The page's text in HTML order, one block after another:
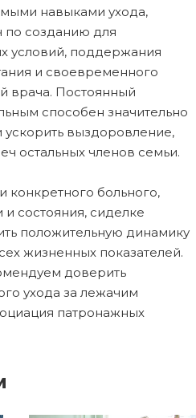
навыками ухода,
по созданию для
условий, поддержания
и своевременного
врача. Постоянный
способен значительно
ускорить выздоровление,
остальных членов семьи.
конкретного больного,
состояния, сиделке
положительную динамику
жизненных показателей.
доверить
ухода за лежачим
патронажных